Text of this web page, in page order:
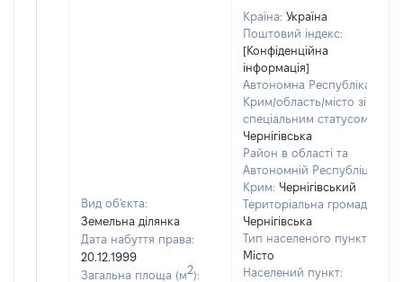
Вид об'єкта:
Земельна ділянка
Дата набуття права:
20.12.1999
Загальна площа (м2):
Країна: Україна
Поштовий індекс:
[Конфіденційна
інформація]
Автономна Республіка
Крим/область/місто зі
спеціальним статусом:
Чернігівська
Район в області та
Автономній Республіці
Крим: Чернігівський
Територіальна громада:
Чернігівська
Тип населеного пункту:
Місто
Населений пункт: